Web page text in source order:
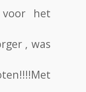
het
, was